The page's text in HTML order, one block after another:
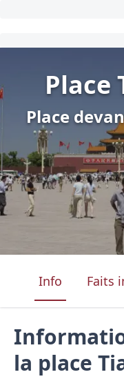
Place
Place
Info Faits
la place